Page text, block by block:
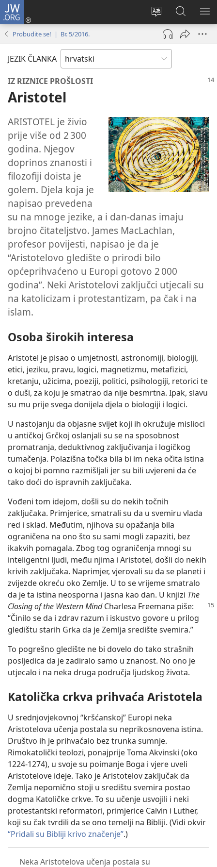
JW.ORG
Promijeni
jezik
Prijava
(otvara
prozor)
JW.ORG
|
Pretraga
Probudite se! | Br. 5/2016.
JEZIK ČLANKA
IZ RIZNICE PROŠLOSTI
Aristotel
ARISTOTEL je živio
prije više od 2 300
godina. Njegov
doprinos znanosti i
filozofiji doista je
golem. Djela koja je
napisao prevedena
su na mnoge jezike, a i dan-danas imaju
brojno čitateljstvo. James MacLachlan,
profesor povijesti, napisao je da je
“Aristotelovo gledište o prirodi bilo
općeprihvaćeno u Europi gotovo 2 000
godina”. Neki Aristotelovi zaključci utjecali su
na katolicizam i protestantizam, pa čak i na
islam.
Osoba širokih interesa
Aristotel je pisao o umjetnosti, astronomiji, biologiji,
etici, jeziku, pravu, logici, magnetizmu, metafizici,
kretanju, užicima, poeziji, politici, psihologiji, retorici te
o duši, za koju je smatrao da nije besmrtna. Ipak, slavu
su mu prije svega donijela djela o biologiji i logici.
U nastojanju da objasne svijet koji ih okružuje mislioci
u antičkoj Grčkoj oslanjali su se na sposobnost
promatranja, deduktivnog zaključivanja i logičkog
tumačenja. Polazišna točka bila bi im neka očita istina
o kojoj bi pomno razmišljali jer su bili uvjereni da će
tako doći do ispravnih zaključaka.
Vođeni tom idejom, došli su do nekih točnih
zaključaka. Primjerice, smatrali su da u svemiru vlada
red i sklad. Međutim, njihova su opažanja bila
ograničena na ono što su sami mogli zapaziti, bez
ikakvih pomagala. Zbog tog ograničenja mnogi su
inteligentni ljudi, među njima i Aristotel, došli do nekih
krivih zaključaka. Naprimjer, vjerovali su da se planeti i
zvijezde okreću oko Zemlje. U to se vrijeme smatralo
da je ta istina neosporna i jasna kao dan. U knjizi The
Closing of the Western MindCharlesa Freemana piše:
“Činilo se da i zdrav razum i iskustvo govore u prilog
gledištu starih Grka da je Zemlja središte svemira.”
To pogrešno gledište ne bi dovelo do tako strašnih
posljedica da je zadiralo samo u znanost. No ono je
utjecalo i na neka druga područja ljudskog života.
Katolička crkva prihvaća Aristotela
U srednjovjekovnoj “kršćanskoj” Europi neka
Aristotelova učenja postala su neprikosnovena istina.
Društvo ih je prihvaćalo bez trunka sumnje.
Rimokatolički teolozi, ponajprije Toma Akvinski (oko
1224-1274), u svoje su poimanje Boga i vjere uveli
Aristotelove ideje. Tako je Aristotelov zaključak da
Zemlja nepomično stoji u središtu svemira postao
dogma Katoličke crkve. To su učenje usvojili i neki
protestantski reformatori, primjerice Calvin i Luther,
koji su čak tvrdili da se ono temelji na Bibliji. (Vidi okvir
“Pridali su Bibliji krivo značenje”.)
Neka Aristotelova učenja postala su